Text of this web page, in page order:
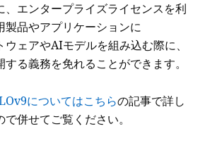
、エンタープライズライセンスを利
製品やアプリケーションに
ェアやAIモデルを組み込む際に、
る義務を免れることができます。
についてはこちらの記事で詳し
併せてご覧ください。